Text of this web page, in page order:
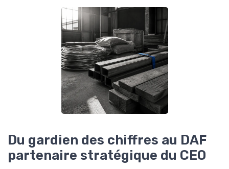
Du gardien des chiffres au DAF
partenaire stratégique du CEO